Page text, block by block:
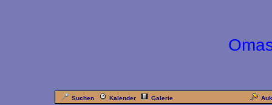
Suchen Kalender Galerie